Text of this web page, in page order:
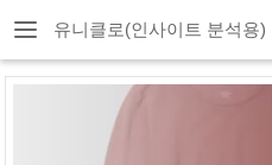
유니클로(인사이트 분석용)